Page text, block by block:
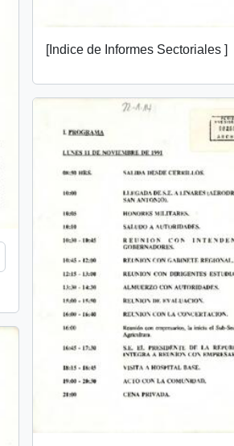
[Indice de Informes Sectoriales ]
Add to clipboard